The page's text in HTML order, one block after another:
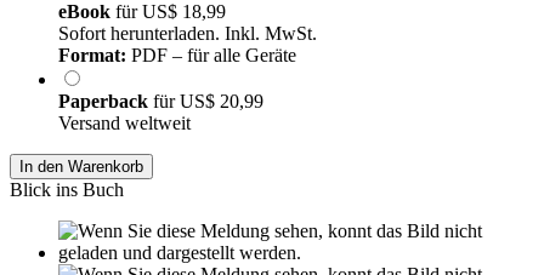
eBook fürUS$ 18,99
Sofort herunterladen. Inkl. MwSt.
Format: PDF – für alle Geräte
Paperback fürUS$ 20,99
Versand weltweit
In den Warenkorb
Blick ins Buch